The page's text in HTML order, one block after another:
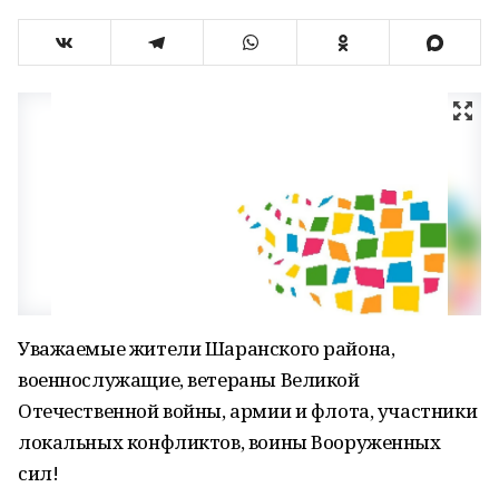
Уважаемые жители Шаранского района,
военнослужащие, ветераны Великой
Отечественной войны, армии и флота, участники
локальных конфликтов, воины Вооруженных
сил!